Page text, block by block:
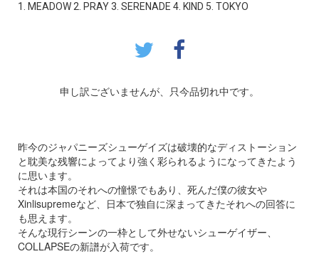
1. MEADOW 2. PRAY 3. SERENADE 4. KIND 5. TOKYO
申し訳ございませんが、只今品切れ中です。
昨今のジャパニーズシューゲイズは破壊的なディストーション
と耽美な残響によってより強く彩られるようになってきたよう
に思います。
それは本国のそれへの憧憬でもあり、死んだ僕の彼女や
Xinlisupremeなど、日本で独自に深まってきたそれへの回答に
も思えます。
そんな現行シーンの一枠として外せないシューゲイザー、
COLLAPSEの新譜が入荷です。